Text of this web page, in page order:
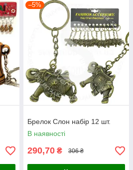
–5%
Брелок Слон набір 12 шт.
В наявності
290,70 ₴ 306 ₴